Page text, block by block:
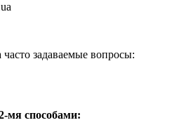
задаваемые вопросы:
мя способами: